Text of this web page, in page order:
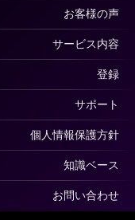
お客様の声
サービス内容
登録
サポート
個人情報保護方針
知識ベース
お問い合わせ